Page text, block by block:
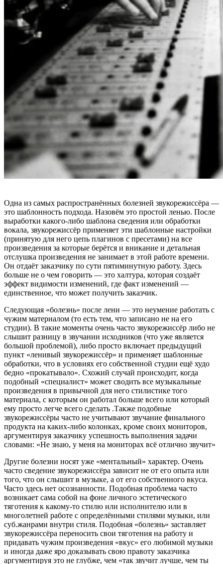
Одна из самых распространённых болезней звукорежиссёра —
это шаблонность подхода. Назовём это простой ленью. После
выработки какого-либо шаблона сведения или обработки
вокала, звукорежиссёр применяет эти шаблонные настройки
(принятую для него цепь плагинов с пресетами) на все
произведения за которые берётся и вникание и детальная
отслушка произведения не занимает в этой работе времени.
Он отдаёт заказчику по сути пятиминутную работу. Здесь
больше не о чем говорить — это халтура, которая создаёт
эффект видимости изменений, где факт изменений —
единственное, что может получить заказчик.
Следующая «болезнь» после лени — это неумение работать с
чужим материалом (то есть тем, что записано не на его
студии). В такие моменты очень часто звукорежиссёр либо не
слышит разницу в звучании исходников (что уже является
большой проблемой), либо просто включает предыдущий
пункт «ленивый звукорежиссёр» и применяет шаблонные
обработки, что в условиях его собственной студии ещё худо
бедно «прокатывало». Схожий случай происходит, когда
подобный «специалист» может сводить все музыкальные
произведения в привычной для него стилистике того
материала, с которым он работал больше всего или который
ему просто легче всего сделать .Также подобные
звукорежиссёры часто не учитывают звучание финального
продукта на каких-либо колонках, кроме своих мониторов,
аргументируя заказчику успешность выполнения задачи
словами: «Не знаю, у меня на мониторах всё отлично звучит»
Другие болезни носят уже «ментальный» характер. Очень
часто сведение звукорежиссёра зависит не от его опыта или
того, что он слышит в музыке, а от его собственного вкуса.
Часто здесь нет осознанности. Подобная проблема часто
возникает сама собой на фоне личного эстетического
тяготения к какому-то стилю или исполнителю или в
многолетней работе с определёнными стилями музыки, или
суб.жанрами внутри стиля. Подобная «болезнь» заставляет
звукорежиссёра переносить свои тяготения на работу и
придавать чужим произведения «вкус» его любимой музыки
и иногда даже яро доказывать свою правоту заказчика
аргументируя это не глубже, чем «так звучит лучше, чем ты